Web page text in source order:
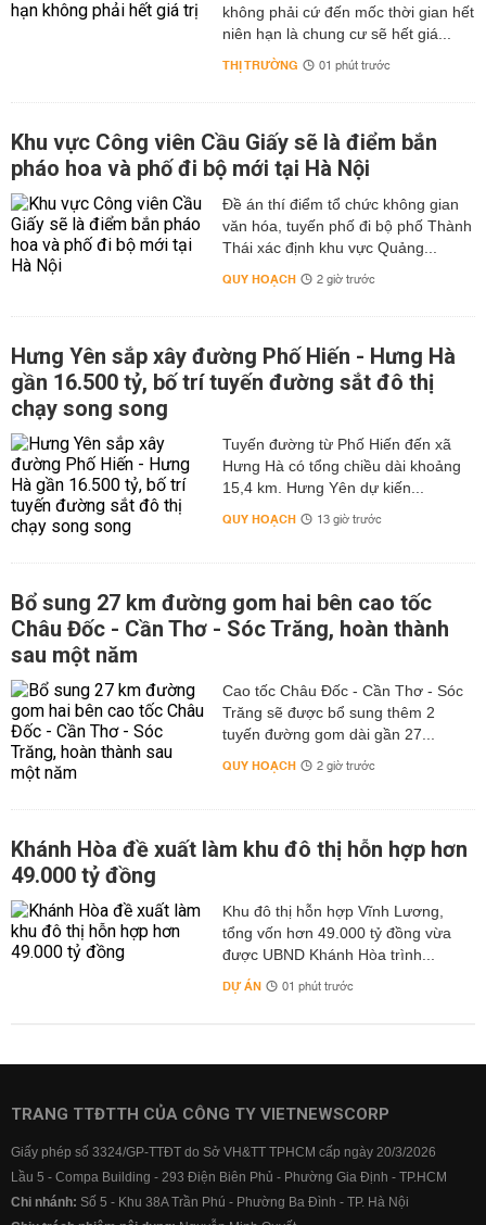
không phải cứ đến mốc thời gian hết
niên hạn là chung cư sẽ hết giá...
THỊ TRƯỜNG 01 phút trước
Khu vực Công viên Cầu Giấy sẽ là điểm bắn
pháo hoa và phố đi bộ mới tại Hà Nội
Đề án thí điểm tổ chức không gian
văn hóa, tuyến phố đi bộ phố Thành
Thái xác định khu vực Quảng...
QUY HOẠCH 2 giờ trước
Hưng Yên sắp xây đường Phố Hiến - Hưng Hà
gần 16.500 tỷ, bố trí tuyến đường sắt đô thị
chạy song song
Tuyến đường từ Phố Hiến đến xã
Hưng Hà có tổng chiều dài khoảng
15,4 km. Hưng Yên dự kiến...
QUY HOẠCH 13 giờ trước
Bổ sung 27 km đường gom hai bên cao tốc
Châu Đốc - Cần Thơ - Sóc Trăng, hoàn thành
sau một năm
Cao tốc Châu Đốc - Cần Thơ - Sóc
Trăng sẽ được bổ sung thêm 2
tuyến đường gom dài gần 27...
QUY HOẠCH 2 giờ trước
Khánh Hòa đề xuất làm khu đô thị hỗn hợp hơn
49.000 tỷ đồng
Khu đô thị hỗn hợp Vĩnh Lương,
tổng vốn hơn 49.000 tỷ đồng vừa
được UBND Khánh Hòa trình...
DỰ ÁN 01 phút trước
TRANG TTĐTTH CỦA CÔNG TY VIETNEWSCORP
Giấy phép số 3324/GP-TTĐT do Sở VH&TT TPHCM cấp ngày 20/3/2026
Lầu 5 - Compa Building - 293 Điện Biên Phủ - Phường Gia Định - TP.HCM
Chi nhánh: Số 5 - Khu 38A Trần Phú - Phường Ba Đình - TP. Hà Nội